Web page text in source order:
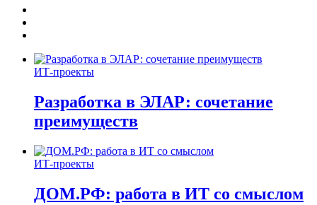
ИТ-проекты
Разработка в ЭЛАР: сочетание
преимуществ
ИТ-проекты
ДОМ.РФ: работа в ИТ со смыслом